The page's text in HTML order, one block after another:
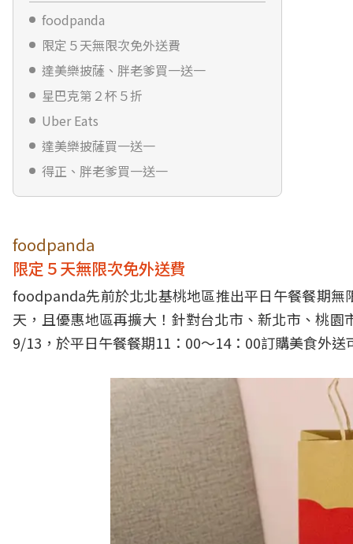
foodpanda
限定５天無限次免外送費
達美樂披薩、胖老爹買一送一
星巴克第２杯５折
Uber Eats
達美樂披薩買一送一
得正、胖老爹買一送一
foodpanda
限定５天無限次免外送費
foodpanda先前於北北基桃地區推出平日午餐餐期
天，且優惠地區再擴大！針對台北市、新北市、桃
9/13，於平日午餐餐期11：00～14：00訂購美食外